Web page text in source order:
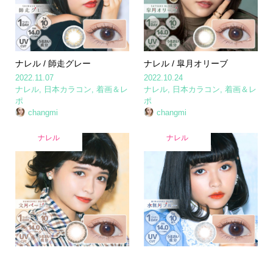
ナレル / 師走グレー
2022.11.07
ナレル, 日本カラコン 着画＆レ
ポ
changmi
ナレル / 皐月オリーブ
2022.10.24
ナレル
日本カラコン ,着画＆レ
ポ
changmi
ナレル ナレル